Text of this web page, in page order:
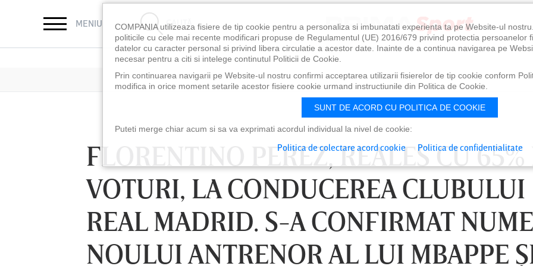
MENIU CAUTĂ
FLORENTINO PEREZ, REALES CU 65%
VOTURI, LA CONDUCEREA CLUBULUI
REAL MADRID. S-A CONFIRMAT
NOULUI ANTRENOR AL LUI MBAPPE
LUNI 10 AUG, 18:30 LUNI 10 AUG, 21:30 VINERI 07 AUG, 21:00
COMPANIA utilizeaza fisiere de tip cookie pentru a personaliza si imbunatati experienta ta pe Website-ul
politicile cu cele mai recente modificari propuse de Regulamentul (UE) 2016/679 privind protectia persoanelor
datelor cu caracter personal si privind libera circulatie a acestor date. Inainte de a continua navigarea pe
necesar pentru a citi si intelege continutul Politicii de Cookie.
Prin continuarea navigarii pe Website-ul nostru confirmi acceptarea utilizarii fisierelor de tip cookie conform
modifica in orice moment setarile acestor fisiere cookie urmand instructiunile din Politica de Cookie.
SUNT DE ACORD CU POLITICA DE COOKIE
Puteti merge chiar acum si sa va exprimati acordul individual la nivel de cookie:
Politica de colectare acord cookie Politica de confidentialitate